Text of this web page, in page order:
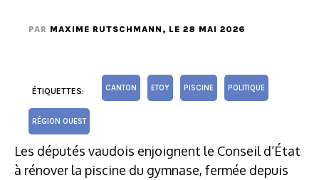
PAR MAXIME RUTSCHMANN , LE 28 MAI 2026
ÉTIQUETTES: CANTON ETOY PISCINE POLITIQUE
RÉGION OUEST
Les députés vaudois enjoignent le Conseil d’État
à rénover la piscine du gymnase, fermée depuis